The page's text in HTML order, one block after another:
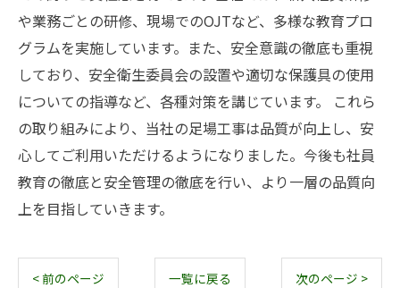
や業務ごとの研修、現場でのOJTなど、多様な教育プロ
グラムを実施しています。また、安全意識の徹底も重視
しており、安全衛生委員会の設置や適切な保護具の使用
についての指導など、各種対策を講じています。 これら
の取り組みにより、当社の足場工事は品質が向上し、安
心してご利用いただけるようになりました。今後も社員
教育の徹底と安全管理の徹底を行い、より一層の品質向
上を目指していきます。
< 前のページ 一覧に戻る 次のページ >